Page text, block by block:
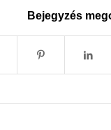
Bejegyzés